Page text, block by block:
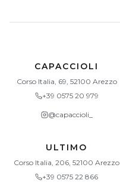
CAPACCIOLI
Corso Italia, 69, 52100 Arezzo
+39 0575 20 979
@capaccioli_
ULTIMO
Corso Italia, 206, 52100 Arezzo
+39 0575 22 866